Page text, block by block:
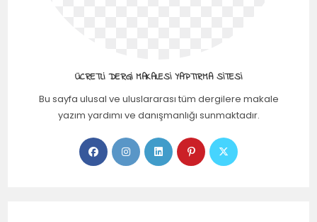
ÜCRETLI DERGI MAKALESI YAPTIRMA SITESI
Bu sayfa ulusal ve uluslararası tüm dergilere makale
yazım yardımı ve danışmanlığı sunmaktadır.